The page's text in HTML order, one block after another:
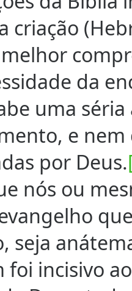
criação
da
uma
e
por Deus.
nós ou
seja
incisivo